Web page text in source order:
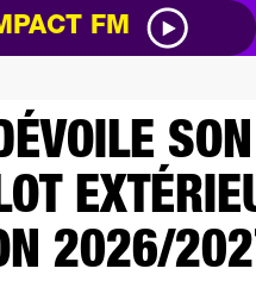
FM
2026/